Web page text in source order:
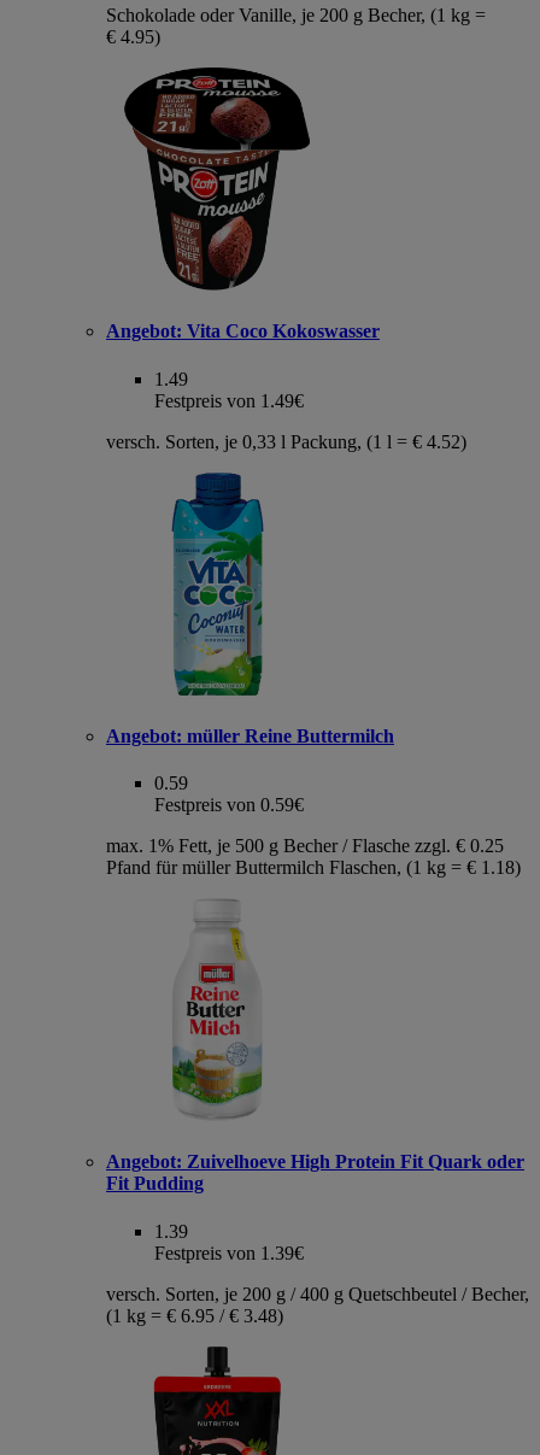
Schokolade oder Vanille, je 200 g Becher, (1 kg =
€ 4.95)
Angebot: Vita Coco Kokoswasser
1.49
Festpreis von 1.49€
versch. Sorten, je 0,33 l Packung, (1 l = € 4.52)
Angebot: müller Reine Buttermilch
0.59
Festpreis von 0.59€
max. 1% Fett, je 500 g Becher / Flasche zzgl. € 0.25
Pfand für müller Buttermilch Flaschen, (1 kg = € 1.18)
Angebot: Zuivelhoeve High Protein Fit Quark oder
Fit Pudding
1.39
Festpreis von 1.39€
versch. Sorten, je 200 g / 400 g Quetschbeutel / Becher,
(1 kg = € 6.95 / € 3.48)